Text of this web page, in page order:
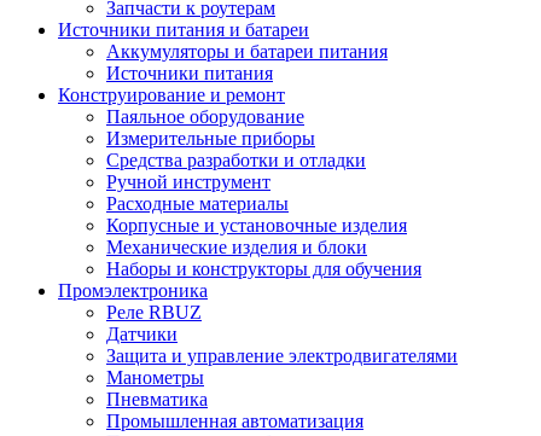
Запчасти к роутерам
Источники питания и батареи
Аккумуляторы и батареи питания
Источники питания
Конструирование и ремонт
Паяльное оборудование
Измерительные приборы
Средства разработки и отладки
Ручной инструмент
Расходные материалы
Корпусные и установочные изделия
Механические изделия и блоки
Наборы и конструкторы для обучения
Промэлектроника
Реле RBUZ
Датчики
Защита и управление электродвигателями
Манометры
Пневматика
Промышленная автоматизация